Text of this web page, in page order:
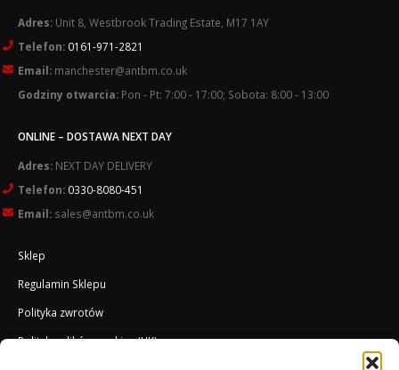
Adres: Unit 8, Westbrook Trading Estate, M17 1AY
Telefon: 0161-971-2821
Email: manchester@antbm.co.uk
Godziny otwarcia: Pon - Pt: 7:00 - 17:00; Sobota: 8:00 - 13:00
ONLINE – DOSTAWA NEXT DAY
Adres: NEXT DAY DELIVERY
Telefon: 0330-8080-451
Email: sales@antbm.co.uk
Sklep
Regulamin Sklepu
Polityka zwrotów
Polityka plików cookies (UK)